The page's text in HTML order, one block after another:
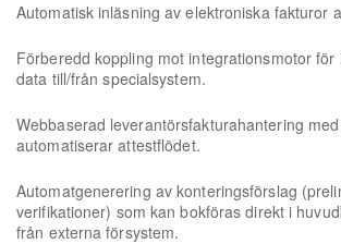
Automatisk inläsning av elektroniska fakturor
Förberedd koppling mot integrationsmotor
data till/från specialsystem.
Webbaserad leverantörsfakturahantering
automatiserar attestflödet.
Automatgenerering av konteringsförslag
verifikationer) som kan bokföras direkt i
från externa försystem.